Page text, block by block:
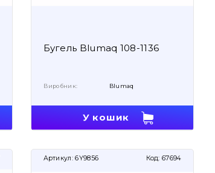
Бугель Blumaq 108-1136
Виробник: Blumaq
У кошик
Артикул: 6Y9856 Код: 67694